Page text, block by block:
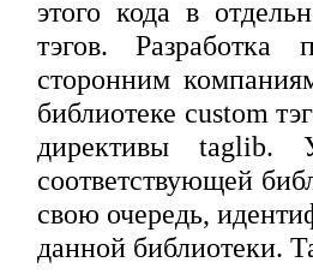
этого кода в
тэгов.
сторонним
библиотеке custom
директивы taglib.
соответствующей
свою очередь,
данной библиотеки.